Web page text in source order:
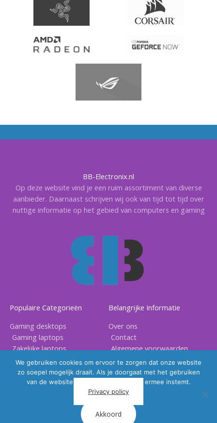
BB-Electronix.nl
Op deze website vind je een ruim assortiment van diverse
aanbieder. Daarnaast schrijven wij ook van tijd tot tijd over
nuttige informatie op het gebied van computers en gaming
Populaire Categorieën
Gaming desktops
Gaming laptops
Zakelijke laptops
Gaming accessoires
Belangrijke Informatie
Over ons
Contact
Algemene voorwaarden
Privacy voorwaarden
Copyright © 2026 |BB Electronix
We gebruiken cookies om ervoor te zorgen dat onze website
zo soepel mogelijk draait. Als je doorgaat met het gebruiken
van de website, gaan we er vanuit dat ermee instemt.
Privacy policy
Akkoord